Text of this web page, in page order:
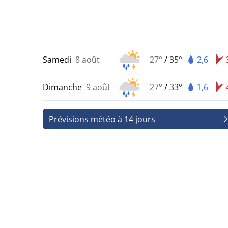
Samedi 8 août 27° /35° 2,6
Dimanche 9 août 27° /33° 1,6
Prévisions météo à 14 jours